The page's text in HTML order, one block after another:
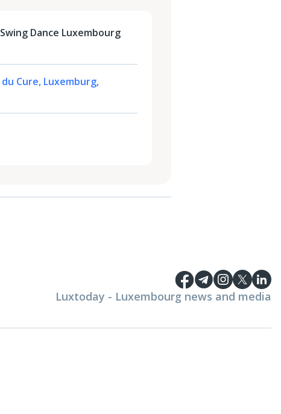
Dance Luxembourg
du Cure, Luxemburg,
Luxtoday - Luxembourg news and media